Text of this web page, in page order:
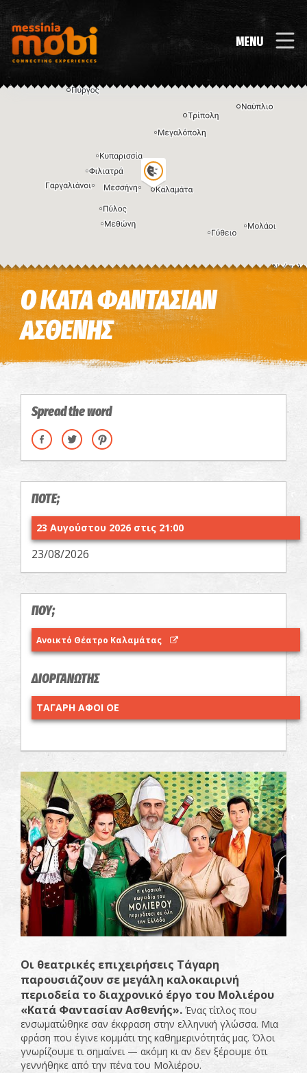
MENU
Η εικόνα ενδέχεται να υπόκειται σε πνευματικά δικαιώματα Όροι
Ο ΚΑΤΑ ΦΑΝΤΑΣΙΑΝ
ΑΣΘΕΝΗΣ
Spread the word
ΠΟΤΕ;
23 Αυγούστου 2026 στις 21:00
23/08/2026
ΠΟΥ;
Ανοικτό Θέατρο Καλαμάτας
ΔΙΟΡΓΑΝΩΤΗΣ
ΤΑΓΑΡΗ ΑΦΟΙ ΟΕ
Οι θεατρικές επιχειρήσεις Τάγαρη
παρουσιάζουν σε μεγάλη καλοκαιρινή
περιοδεία το διαχρονικό έργο του Μολιέρου
«Κατά Φαντασίαν Ασθενής». Ένας τίτλος που
ενσωματώθηκε σαν έκφραση στην ελληνική γλώσσα. Μια
φράση που έγινε κομμάτι της καθημερινότητάς μας. Όλοι
γνωρίζουμε τι σημαίνει — ακόμη κι αν δεν ξέρουμε ότι
γεννήθηκε από την πένα του Μολιέρου.